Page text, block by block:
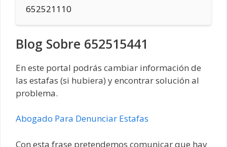
652521110
Blog Sobre 652515441
En este portal podrás cambiar información de
las estafas (si hubiera) y encontrar solución al
problema.
Abogado Para Denunciar Estafas
Con esta frase pretendemos comunicar que hay